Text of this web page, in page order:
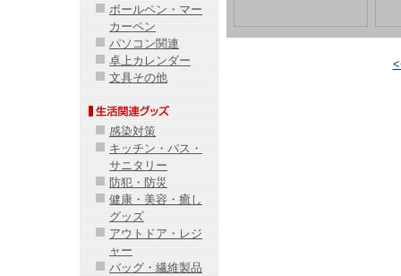
ボールペン・マー
カーペン
パソコン関連
卓上カレンダー
文具その他
感染対策
キッチン・バス・
サニタリー
防犯・防災
健康・美容・癒し
グッズ
アウトドア・レジ
ャー
バッグ・繊維製品